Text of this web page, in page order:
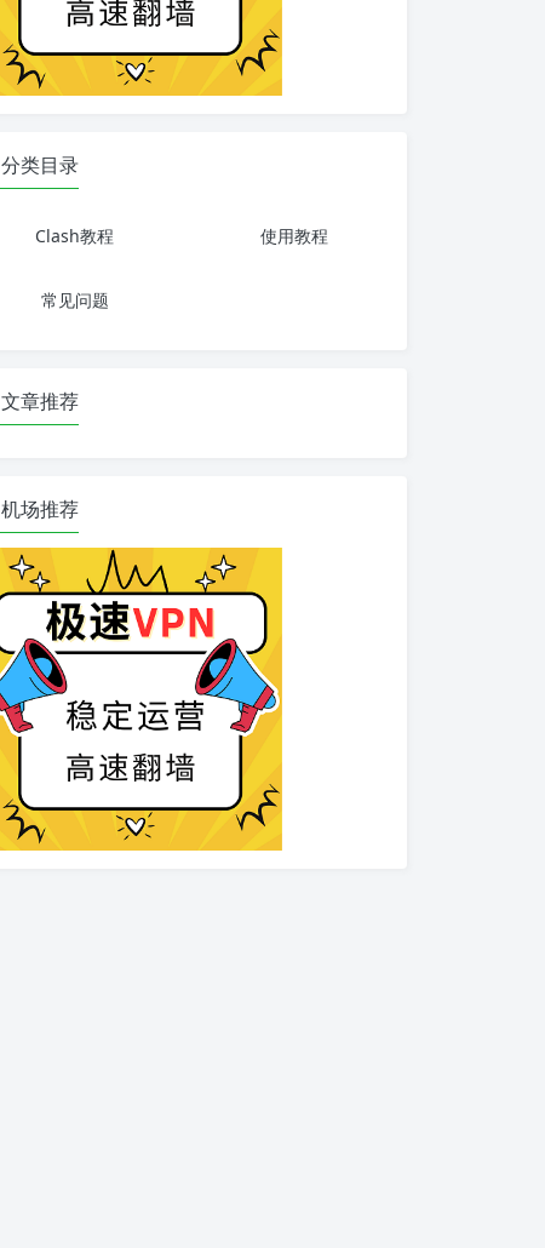
分类目录
Clash教程 使用教程
常见问题
文章推荐
机场推荐